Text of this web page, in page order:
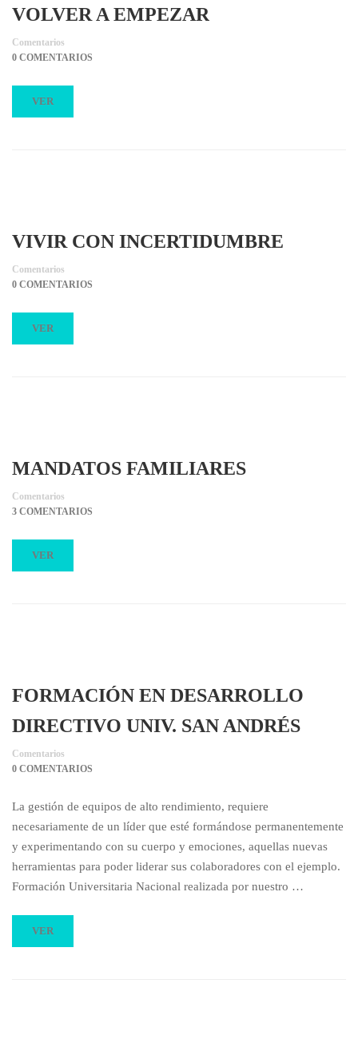
VOLVER A EMPEZAR
Comentarios
0 COMENTARIOS
VER
VIVIR CON INCERTIDUMBRE
Comentarios
0 COMENTARIOS
VER
MANDATOS FAMILIARES
Comentarios
3 COMENTARIOS
VER
FORMACIÓN EN DESARROLLO
DIRECTIVO UNIV. SAN ANDRÉS
Comentarios
0 COMENTARIOS
La gestión de equipos de alto rendimiento, requiere
necesariamente de un líder que esté formándose permanentemente
y experimentando con su cuerpo y emociones, aquellas nuevas
herramientas para poder liderar sus colaboradores con el ejemplo.
Formación Universitaria Nacional realizada por nuestro …
VER